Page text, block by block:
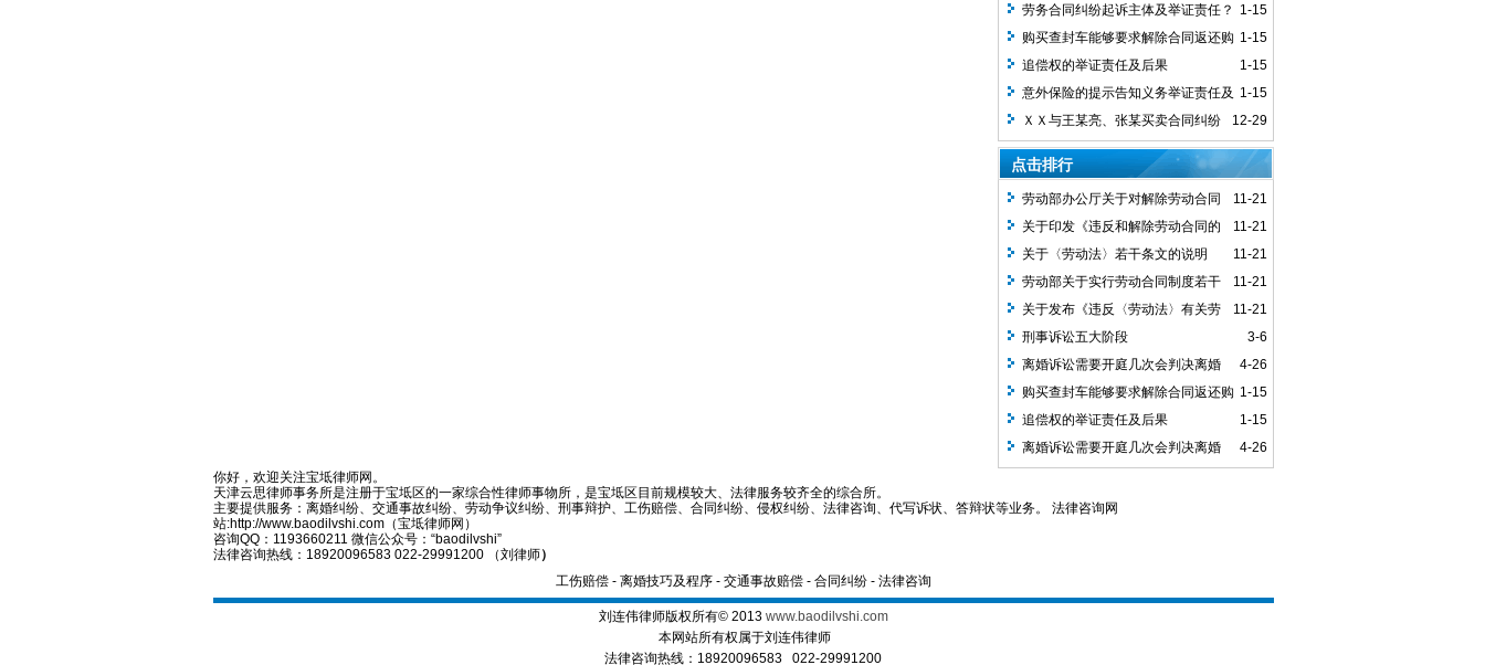
证责任？
1-15
劳务合同纠纷起诉主体及举证责任？
1-15
购买查封车能够要求解除合同返还购
车款？
1-15
追偿权的举证责任及后果
1-15
意外保险的提示告知义务举证责任及
裁判规则
12-29
ＸＸ与王某亮、张某买卖合同纠纷
一审民事判决书
点击排行
11-21
劳动部办公厅关于对解除劳动合同
经济补偿问题的复函
11-21
关于印发《违反和解除劳动合同的
经济补偿办法》的通知
11-21
关于〈劳动法〉若干条文的说明
11-21
劳动部关于实行劳动合同制度若干
问题的通知
11-21
关于发布《违反〈劳动法〉有关劳
动合同规定的赔偿办法》的通知
3-6
刑事诉讼五大阶段
4-26
离婚诉讼需要开庭几次会判决离婚
1-15
购买查封车能够要求解除合同返还购
车款？
1-15
追偿权的举证责任及后果
4-26
离婚诉讼需要开庭几次会判决离婚
你好，欢迎关注宝坻律师网。
天津云思律师事务所是注册于宝坻区的一家综合性律师事物所，是宝坻区目前规模较大、法律服务较齐全的综合所。
主要提供服务：离婚纠纷、交通事故纠纷、劳动争议纠纷、刑事辩护、工伤赔偿、合同纠纷、侵权纠纷、法律咨询、代写诉状、答辩状等业务。 法律咨询网
站:http://www.baodilvshi.com（宝坻律师网）
咨询QQ：1193660211 微信公众号：“baodilvshi”
法律咨询热线：18920096583 022-29991200 （刘律师）
工伤赔偿- 离婚技巧及程序- 交通事故赔偿- 合同纠纷- 法律咨询
刘连伟律师版权所有© 2013 www.baodilvshi.com
本网站所有权属于刘连伟律师
法律咨询热线：18920096583 022-29991200